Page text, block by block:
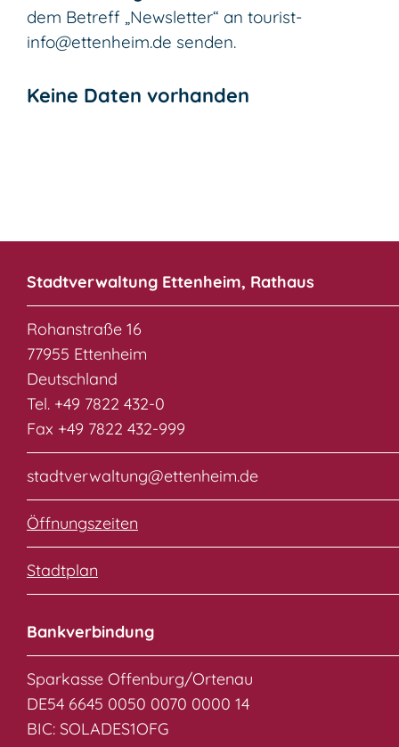
dem Betreff „Newsletter“ an tourist-
info@ettenheim.de senden.
Keine Daten vorhanden
Stadtverwaltung Ettenheim, Rathaus
Rohanstraße 16
77955 Ettenheim
Deutschland
Tel. +49 7822 432-0
Fax +49 7822 432-999
stadtverwaltung@ettenheim.de
Öffnungszeiten
Stadtplan
Bankverbindung
Sparkasse Offenburg/Ortenau
DE54 6645 0050 0070 0000 14
BIC: SOLADES1OFG